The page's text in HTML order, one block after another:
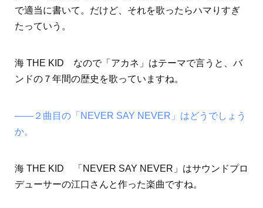
で適当に書いて。だけど、それを歌ったらハマりすぎ
たっていう。
海 THE KID なので「アカネ」はテーマで言うと、バ
ンドの７年間の歴史を歌っていますね。
――２曲目の「NEVER SAY NEVER」はどうでしょう
か。
海 THE KID 「NEVER SAY NEVER」はサウンドプロ
デューサーの江口さんと作った楽曲ですね。